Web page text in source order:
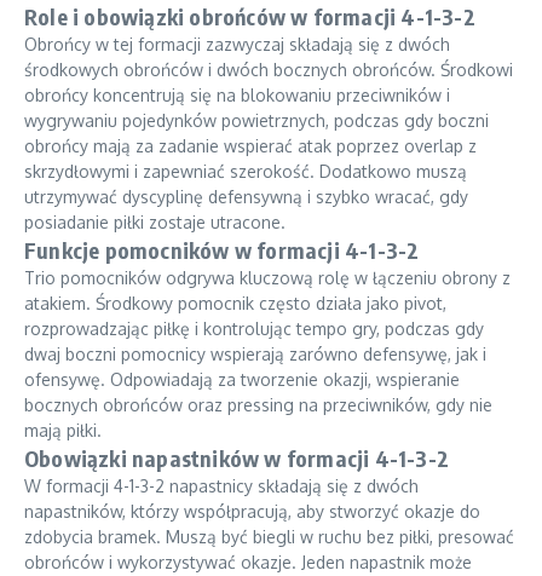
Role i obowiązki obrońców w formacji 4-1-3-2
Obrońcy w tej formacji zazwyczaj składają się z dwóch
środkowych obrońców i dwóch bocznych obrońców. Środkowi
obrońcy koncentrują się na blokowaniu przeciwników i
wygrywaniu pojedynków powietrznych, podczas gdy boczni
obrońcy mają za zadanie wspierać atak poprzez overlap z
skrzydłowymi i zapewniać szerokość. Dodatkowo muszą
utrzymywać dyscyplinę defensywną i szybko wracać, gdy
posiadanie piłki zostaje utracone.
Funkcje pomocników w formacji 4-1-3-2
Trio pomocników odgrywa kluczową rolę w łączeniu obrony z
atakiem. Środkowy pomocnik często działa jako pivot,
rozprowadzając piłkę i kontrolując tempo gry, podczas gdy
dwaj boczni pomocnicy wspierają zarówno defensywę, jak i
ofensywę. Odpowiadają za tworzenie okazji, wspieranie
bocznych obrońców oraz pressing na przeciwników, gdy nie
mają piłki.
Obowiązki napastników w formacji 4-1-3-2
W formacji 4-1-3-2 napastnicy składają się z dwóch
napastników, którzy współpracują, aby stworzyć okazje do
zdobycia bramek. Muszą być biegli w ruchu bez piłki, presować
obrońców i wykorzystywać okazje. Jeden napastnik może